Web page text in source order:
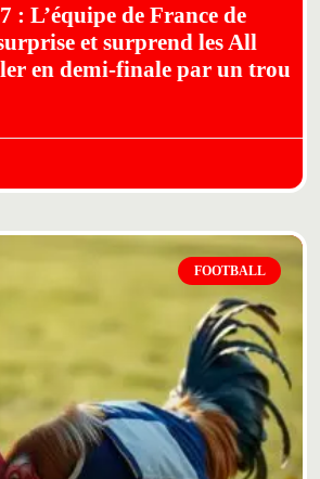
: L’équipe de France de
et surprend les All
en demi-finale par un trou
FOOTBALL